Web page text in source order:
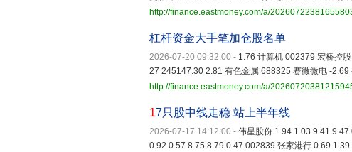
http://finance.eastmoney.com/a/
杠杆资金大手笔加仓股名单
2026-07-20 09:32:00 - 1.76 计算机 002379 宏桥控
27 245147.30 2.81 有色金属 688325 赛微微电 -
http://finance.eastmoney.com/a/
17只股中线走稳 站上半年线
2026-07-17 14:12:00 - 伟星股份 1.94 1.03 9.41
0.92 0.57 8.75 8.79 0.47 002839 张家港行 0.69 1.39